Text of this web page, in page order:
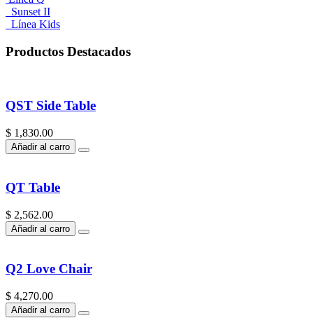
Sunset II
Línea Kids
Productos Destacados
QST Side Table
$ 1,830.00
Añadir al carro
QT Table
$ 2,562.00
Añadir al carro
Q2 Love Chair
$ 4,270.00
Añadir al carro